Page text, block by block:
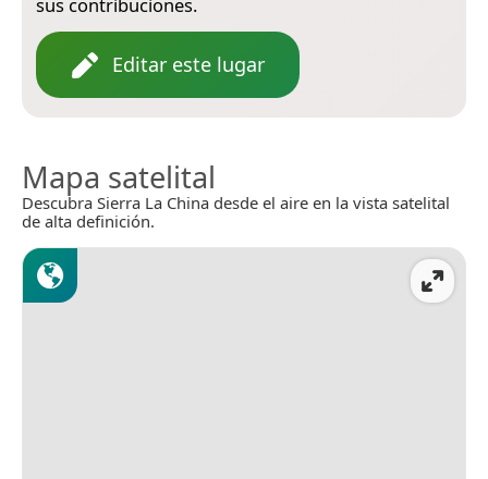
sus contribuciones.
Editar este lugar
Mapa satelital
Descubra Sierra La China desde el aire en la vista satelital
de alta definición.